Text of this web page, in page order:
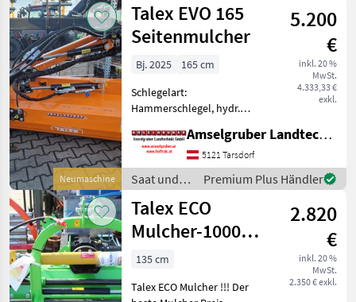
Kategorie 4 Land Filter
AKTUELLER
PFAD
Landtechnik
Saat
Und
Pflege
Mulchgeraete
Talex
KATEGORIE
WÄHLEN
Talex
Zurücksetzen
13
Ergebnisse
anzeigen
Neumaschine
Talex EVO 165
Seitenmulcher
5.200
€
inkl. 20 %
MwSt.
4.333,33 €
exkl.
Bj. 2025
165 cm
Schlegelart:
Hammerschlegel, hydr.
Böschungsmulche EVO ist
für die Pflege von
kommunalen
Infrastrukturen,
städtischen Grünflächen,
Obstgärte
Amselgruber Landtechnik GmbH
5121 Tarsdorf
Saat und
Pflege /
Talex
Premium Plus Händler
Talex ECO
Mulcher-1000
fach bewährt!!
2.820
€
inkl. 20 %
MwSt.
2.350 € exkl.
135 cm
Talex ECO Mulcher !!! Der